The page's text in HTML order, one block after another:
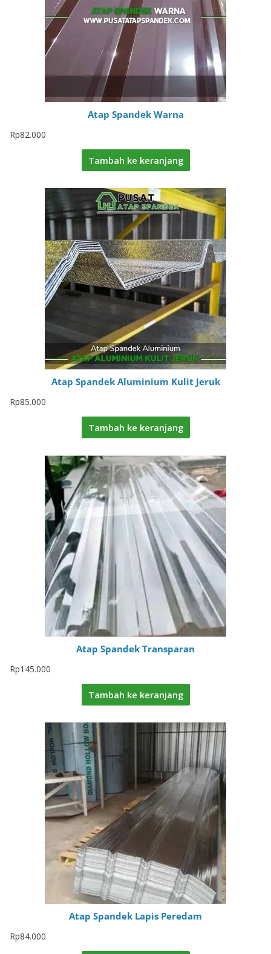
Atap Spandek Warna
Rp82.000
Tambah ke keranjang
Atap Spandek Aluminium Kulit Jeruk
Rp85.000
Tambah ke keranjang
Atap Spandek Transparan
Rp145.000
Tambah ke keranjang
Atap Spandek Lapis Peredam
Rp84.000